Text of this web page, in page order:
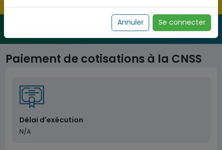
Fermer
de l'administration togolaise
Paiement de cotisations à la CNSS
Délai d'exécution
N/A
Annuler Se connecter